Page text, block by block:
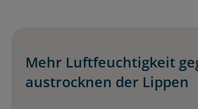
Mehr Luftfeuchtigkeit
austrocknen der Lippen